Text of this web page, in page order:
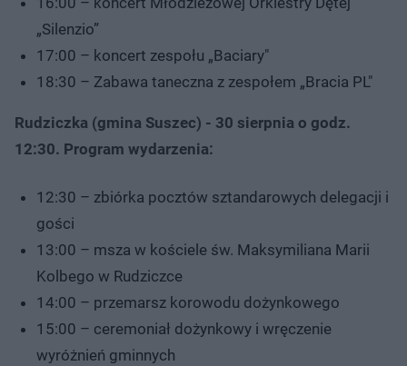
„Silenzio”
17:00 – koncert zespołu „Baciary"
18:30 – Zabawa taneczna z zespołem „Bracia PL"
Rudziczka (gmina Suszec) - 30 sierpnia o godz.
12:30. Program wydarzenia:
12:30 – zbiórka pocztów sztandarowych delegacji i
gości
13:00 – msza w kościele św. Maksymiliana Marii
Kolbego w Rudziczce
14:00 – przemarsz korowodu dożynkowego
15:00 – ceremoniał dożynkowy i wręczenie
wyróżnień gminnych